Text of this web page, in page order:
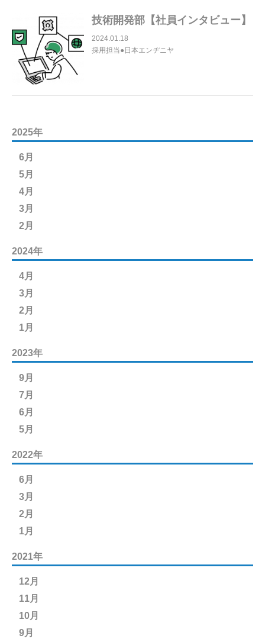
技術開発部【社員インタビュー】
2024.01.18
採用担当●日本エンヂニヤ
2025年
6月
5月
4月
3月
2月
2024年
4月
3月
2月
1月
2023年
9月
7月
6月
5月
2022年
6月
3月
2月
1月
2021年
12月
11月
10月
9月